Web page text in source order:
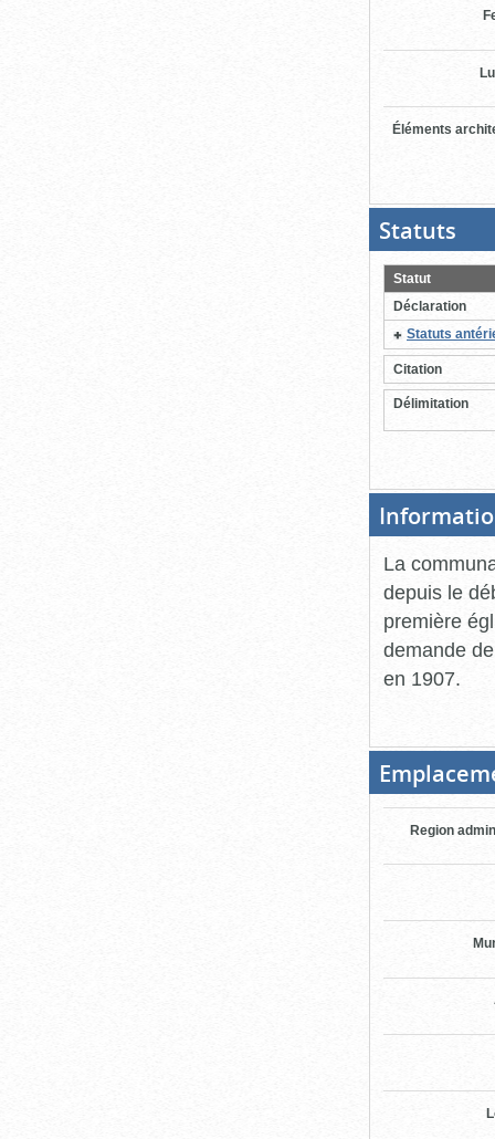
Éléments
Statuts
pour
Statut
Déclaration
Statuts
Citation
Délimitation
La
depuis le
première
demande
en 1907.
Region